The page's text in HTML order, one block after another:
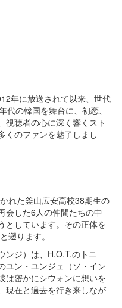
年に放送されて以来、世代
の韓国を舞台に、初恋、
視聴者の心に深く響くスト
くのファンを魅了しまし
れた釜山広安高校38期生の
会した6人の仲間たちの中
としています。​その正体を
遡ります。​
ンジ）は、H.O.T.のトニ
ユン・ユンジェ（ソ・イン
は密かにシウォンに想いを
現在と過去を行き来しなが